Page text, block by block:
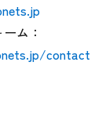
ム：
contact